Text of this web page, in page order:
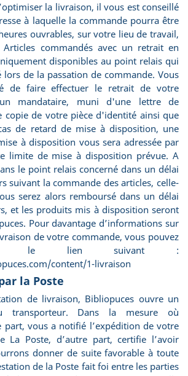
la livraison, il vous est conseillé
à laquelle la commande pourra être
ouvrables, sur votre lieu de travail,
Articles commandés avec un retrait en
disponibles au point relais qui
de la passation de commande. Vous
de faire effectuer le retrait de votre
mandataire, muni d'une lettre de
copie de votre pièce d'identité ainsi que
de retard de mise à disposition, une
à disposition vous sera adressée par
limite de mise à disposition prévue. A
le point relais concerné dans un délai
suivant la commande des articles, celle-
serez alors remboursé dans un délai
et les produits mis à disposition seront
Pour davantage d’informations sur
de votre commande, vous pouvez
le lien suivant :
content/1-livraison
la Poste
de livraison, Bibliopuces ouvre un
transporteur. Dans la mesure où
part, vous a notifié l’expédition de votre
La Poste, d’autre part, certifie l’avoir
donner de suite favorable à toute
de la Poste fait foi entre les parties